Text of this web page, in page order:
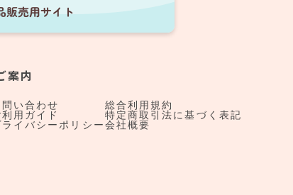
案内
問い合わせ
利用ガイド
ライバシーポリシー
総合利用規約
特定商取引法に基づく表記
会社概要